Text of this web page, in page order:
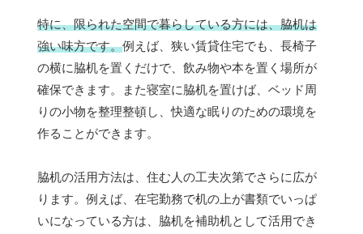
特に、限られた空間で暮らしている方には、脇机は
強い味方です。例えば、狭い賃貸住宅でも、長椅子
の横に脇机を置くだけで、飲み物や本を置く場所が
確保できます。また寝室に脇机を置けば、ベッド周
りの小物を整理整頓し、快適な眠りのための環境を
作ることができます。
脇机の活用方法は、住む人の工夫次第でさらに広が
ります。例えば、在宅勤務で机の上が書類でいっぱ
いになっている方は、脇机を補助机として活用でき